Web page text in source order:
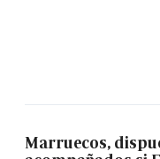
Marruecos,